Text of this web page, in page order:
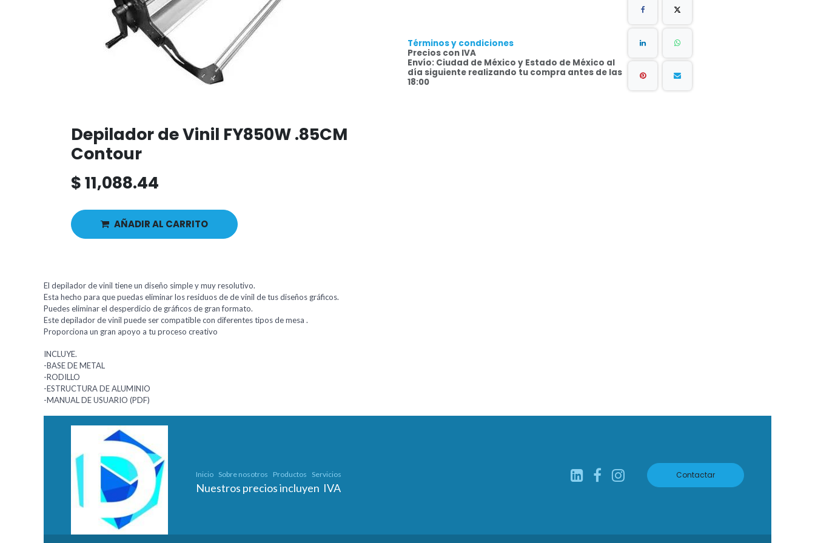
Términos y condiciones
Precios con IVA
Envío: Ciudad de México y Estado de México al
día siguiente realizando tu compra antes de las
18:00
Depilador de Vinil FY850W .85CM
Contour
$11,088.44
AÑADIR AL CARRITO
El depilador de vinil tiene un diseño simple y muy resolutivo.
Esta hecho para que puedas eliminar los residuos de de vinil de tus diseños gráficos.
Puedes eliminar el desperdicio de gráficos de gran formato.
Este depilador de vinil puede ser compatible con diferentes tipos de mesa .
Proporciona un gran apoyo a tu proceso creativo
INCLUYE.
-BASE DE METAL
-RODILLO
-ESTRUCTURA DE ALUMINIO
-MANUAL DE USUARIO (PDF)
Inicio Sobre nosotros Productos Servicios
Nuestros precios incluyen IVA
Contactar